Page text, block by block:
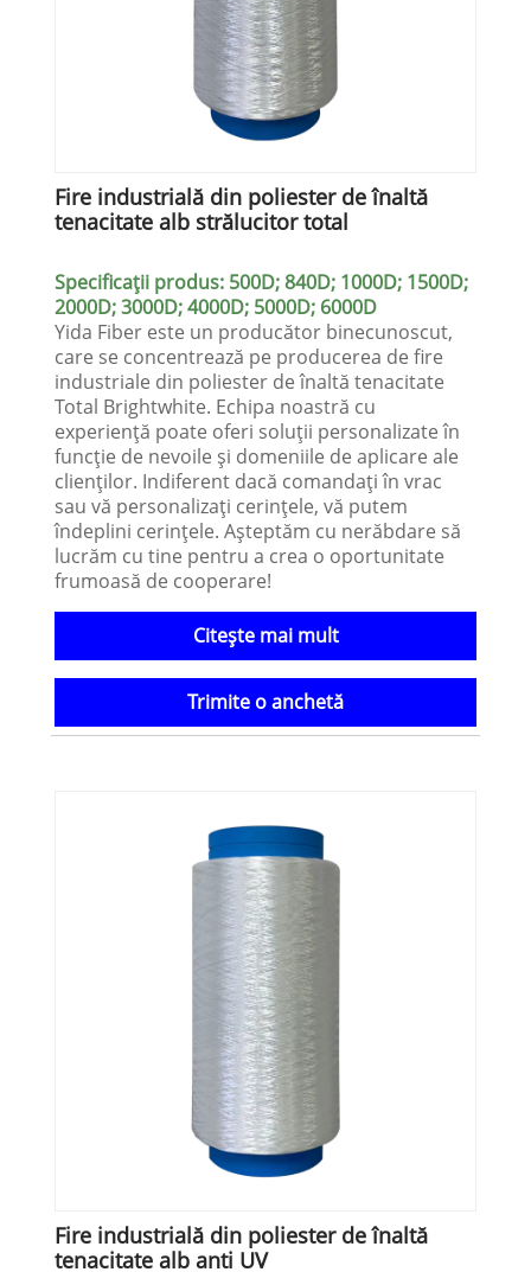
Fire industrială din poliester de înaltă
tenacitate alb strălucitor total
Specificații produs: 500D; 840D; 1000D; 1500D;
2000D; 3000D; 4000D; 5000D; 6000D
Yida Fiber este un producător binecunoscut,
care se concentrează pe producerea de fire
industriale din poliester de înaltă tenacitate
Total Brightwhite. Echipa noastră cu
experiență poate oferi soluții personalizate în
funcție de nevoile și domeniile de aplicare ale
clienților. Indiferent dacă comandați în vrac
sau vă personalizați cerințele, vă putem
îndeplini cerințele. Așteptăm cu nerăbdare să
lucrăm cu tine pentru a crea o oportunitate
frumoasă de cooperare!
Citeşte mai mult
Trimite o anchetă
Fire industrială din poliester de înaltă
tenacitate alb anti UV